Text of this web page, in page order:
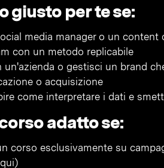
giusto per te se:
media manager o un
con un metodo replicabile
un'azienda o gestisci un brand
o acquisizione
come interpretare i dati e
adatto se:
corso esclusivamente su